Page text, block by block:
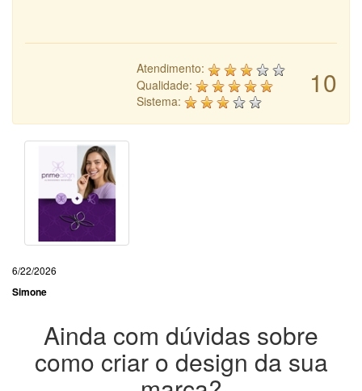
10
Atendimento:
Qualidade:
Sistema:
6/22/2026
Simone
Ainda com dúvidas sobre
como criar o design da sua